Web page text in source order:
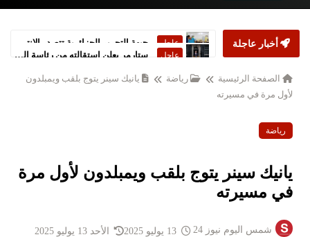
أخبار عاجلة عاجل
الصفحة الرئيسية رياضة
يانيك سينر يتوج بلقب ويمبلدون
لأول مرة في مسيرته
رياضة
يانيك سينر يتوج بلقب ويمبلدون لأول مرة
في مسيرته
شمس اليوم نيوز 24 الأحد 13 يوليو 2025